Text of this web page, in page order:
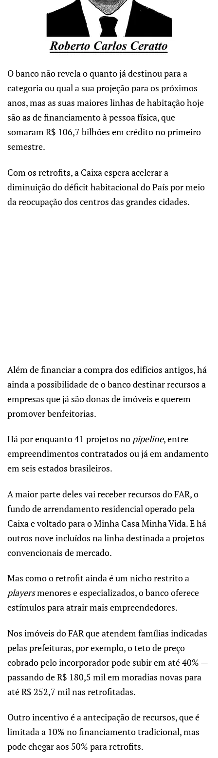
O banco não revela o quanto já destinou para a
categoria ou qual a sua projeção para os próximos
anos, mas as suas maiores linhas de habitação hoje
são as de financiamento à pessoa física, que
somaram R$ 106,7 bilhões em crédito no primeiro
semestre.
Com os retrofits, a Caixa espera acelerar a
diminuição do déficit habitacional do País por meio
da reocupação dos centros das grandes cidades.
Além de financiar a compra dos edifícios antigos, há
ainda a possibilidade de o banco destinar recursos a
empresas que já são donas de imóveis e querem
promover benfeitorias.
Há por enquanto 41 projetos no pipeline, entre
empreendimentos contratados ou já em andamento
em seis estados brasileiros.
A maior parte deles vai receber recursos do FAR, o
fundo de arrendamento residencial operado pela
Caixa e voltado para o Minha Casa Minha Vida. E há
outros nove incluídos na linha destinada a projetos
convencionais de mercado.
Mas como o retrofit ainda é um nicho restrito a
playersmenores e especializados, o banco oferece
estímulos para atrair mais empreendedores.
Nos imóveis do FAR que atendem famílias indicadas
pelas prefeituras, por exemplo, o teto de preço
cobrado pelo incorporador pode subir em até 40% —
passando de R$ 180,5 mil em moradias novas para
até R$ 252,7 mil nas retrofitadas.
Outro incentivo é a antecipação de recursos, que é
limitada a 10% no financiamento tradicional, mas
pode chegar aos 50% para retrofits.